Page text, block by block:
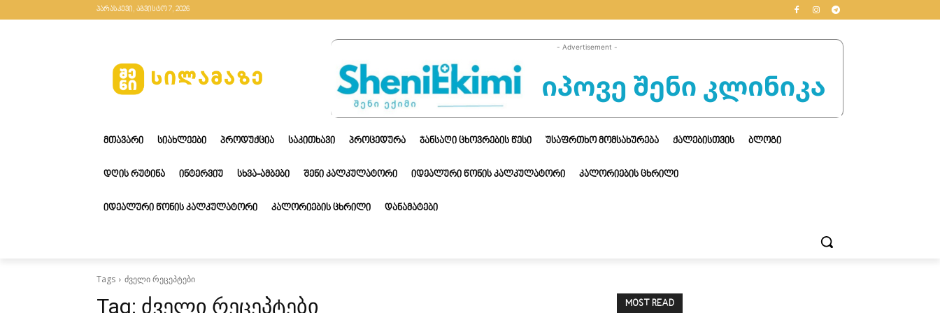
პარასკევი, აგვისტო 7, 2026
- Advertisement -
ᲛᲗᲐᲕᲐᲠᲘ ᲡᲘᲐᲮᲚᲔᲔᲑᲘ ᲞᲠᲝᲓᲣᲥᲪᲘᲐ ᲡᲐᲙᲘᲗᲮᲐᲕᲘ ᲞᲠᲝᲪᲔᲓᲣᲠᲐ ᲯᲐᲜᲡᲐᲦᲘ ᲪᲮᲝᲕᲠᲔᲑᲘᲡ ᲬᲔᲡᲘ ᲣᲡᲐᲤᲠᲗᲮᲝ ᲛᲝᲛᲡᲐᲮᲣᲠᲔᲑᲐ ᲥᲐᲚᲔᲑᲘᲡᲗᲕᲘᲡ ᲑᲚᲝᲒᲘ
ᲓᲦᲘᲡ ᲠᲣᲢᲘᲜᲐ ᲘᲜᲢᲔᲠᲕᲘᲣ ᲡᲮᲕᲐ-ᲐᲛᲑᲔᲑᲘ ᲨᲔᲜᲘ ᲙᲐᲚᲙᲣᲚᲐᲢᲝᲠᲘ ᲘᲓᲔᲐᲚᲣᲠᲘ ᲬᲝᲜᲘᲡ ᲙᲐᲚᲙᲣᲚᲐᲢᲝᲠᲘ ᲙᲐᲚᲝᲠᲘᲔᲑᲘᲡ ᲪᲮᲠᲘᲚᲘ
ᲘᲓᲔᲐᲚᲣᲠᲘ ᲬᲝᲜᲘᲡ ᲙᲐᲚᲙᲣᲚᲐᲢᲝᲠᲘ ᲙᲐᲚᲝᲠᲘᲔᲑᲘᲡ ᲪᲮᲠᲘᲚᲘ ᲓᲐᲜᲐᲛᲐᲢᲔᲑᲘ
Tags ძველი რეცეპტები
Tag: ძველი რეცეპტები MOST READ